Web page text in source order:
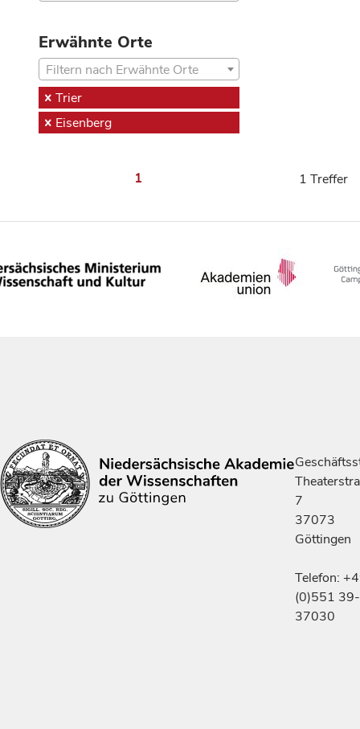
Erwähnte Orte
Filtern nach Erwähnte Orte
Trier
Eisenberg
1 1 Treffer
7
37073
Göttingen
Telefon:
(0)551 39-
37030